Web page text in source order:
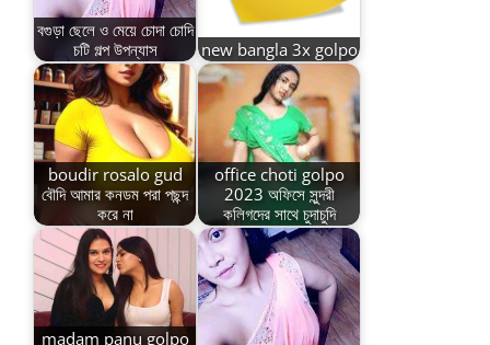
বগুড়া ছেলে ও মেয়ে চোদা চোদি
চটি গল্প উপন্যাস
new bangla 3x golpo
boudir rosalo gud
বৌদি আমার কনডম পরা পছন্দ
করে না
office choti golpo
2023 অফিসে সুন্দরী
কলিগদের সাথে চুদাচুদি
madam panu golpo